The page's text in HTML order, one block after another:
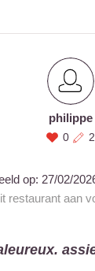
philippe
0 2
op: 27/02/
restaurant aan